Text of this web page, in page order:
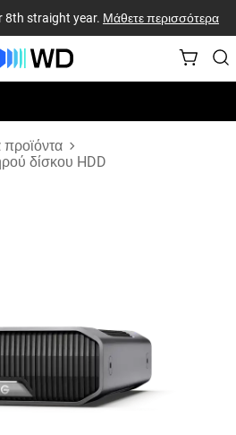
8th straight year. Μάθετε περισσότερα
δίσκου HDD